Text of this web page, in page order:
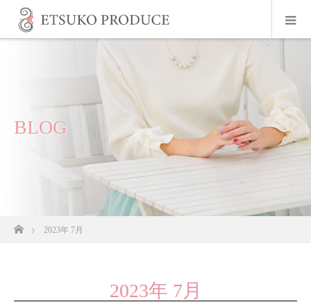
BLOG
ホーム2023年 7月
2023年 7月